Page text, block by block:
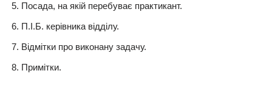
Посада, на якій перебуває практикант.
П.І.Б. керівника відділу.
Відмітки про виконану задачу.
Примітки.